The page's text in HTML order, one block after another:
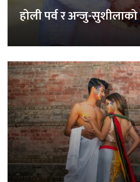
होली पर्व र अन्जु-सुशीलाको